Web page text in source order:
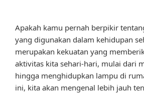
Apakah kamu pernah berpikir
yang digunakan dalam kehidupan
merupakan kekuatan yang
aktivitas kita sehari-hari, mulai dari
hingga menghidupkan lampu di
ini, kita akan mengenal lebih jauh